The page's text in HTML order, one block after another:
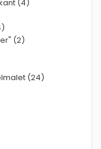
(4)
(2)
(24)